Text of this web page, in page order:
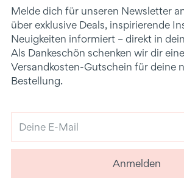
Melde dich für unseren Newsletter
über exklusive Deals, inspirierende
Neuigkeiten informiert – direkt in
Als Dankeschön schenken wir dir
Versandkosten-Gutschein für deine
Bestellung.
E-
Mail
Anmelden